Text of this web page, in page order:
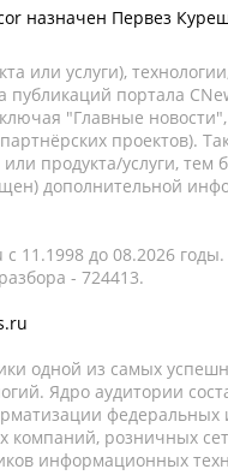
назначен Первез
или услуги),
публикаций портала
"Главные новости",
проектов).
продукта/услуги, тем
дополнительной
11.1998 до 08.2026 годы.
- 724413.
одной из самых
Ядро аудитории
федеральных
компаний, розничных
информационных